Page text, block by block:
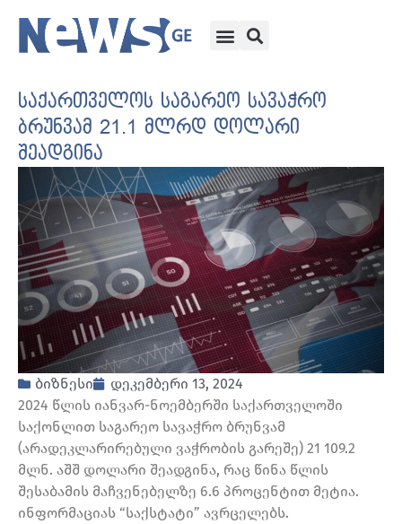
საქართველოს საგარეო სავაჭრო
ბრუნვამ 21.1 მლრდ დოლარი
შეადგინა
ბიზნესი
დეკემბერი 13, 2024
2024 წლის იანვარ-ნოემბერში საქართველოში
საქონლით საგარეო სავაჭრო ბრუნვამ
(არადეკლარირებული ვაჭრობის გარეშე) 21 109.2
მლნ. აშშ დოლარი შეადგინა, რაც წინა წლის
შესაბამის მაჩვენებელზე 6.6 პროცენტით მეტია.
ინფორმაციას “საქსტატი” ავრცელებს.